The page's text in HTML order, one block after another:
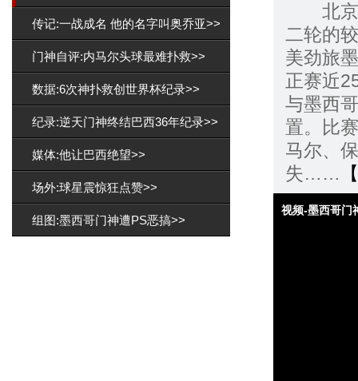
传记:一战成名 他的名字叫奥乔亚>>
门神自评:内马尔头球最难扑救>>
数据:6次神扑救创世界杯纪录>>
纪录:逆天门神终结巴西36年纪录>>
媒体:他让巴西绝望>>
场外:球星震惊狂点赞>>
组图:墨西哥门神遭PS恶搞>>
北京
二轮的
美劲旅
正赛近
与墨西
置。比
马尔、
失……
视频-墨西哥门